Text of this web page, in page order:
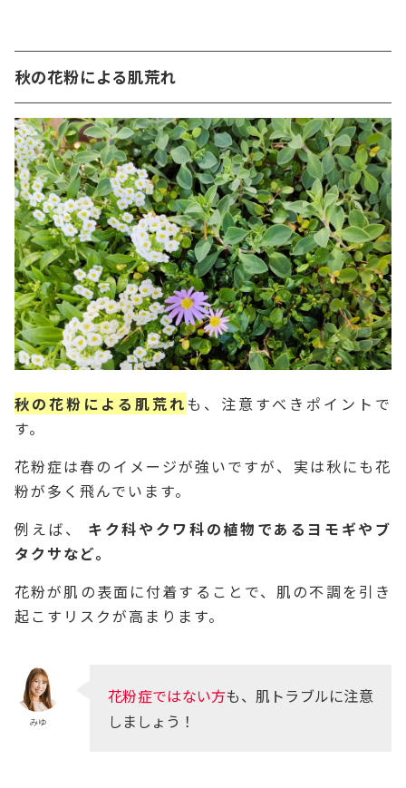
秋の花粉による肌荒れ
秋の花粉による肌荒れも、注意すべきポイントで
す。
花粉症は春のイメージが強いですが、実は秋にも花
粉が多く飛んでいます。
例えば、
キク科やクワ科の植物であるヨモギやブ
タクサなど。
花粉が肌の表面に付着することで、肌の不調を引き
起こすリスクが高まります。
みゆ
花粉症ではない方も、肌トラブルに注意
しましょう！